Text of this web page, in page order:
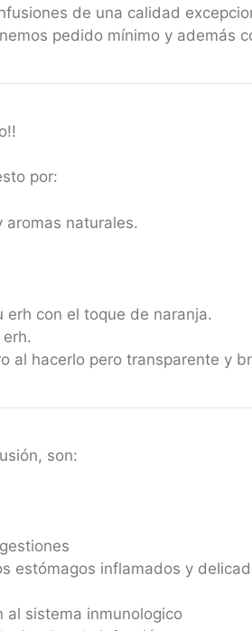
de una calidad
pedido mínimo y además
por:
aromas naturales.
erh con el toque de naranja.
al hacerlo pero transparente y
son:
estómagos inflamados y
al sistema inmunologico